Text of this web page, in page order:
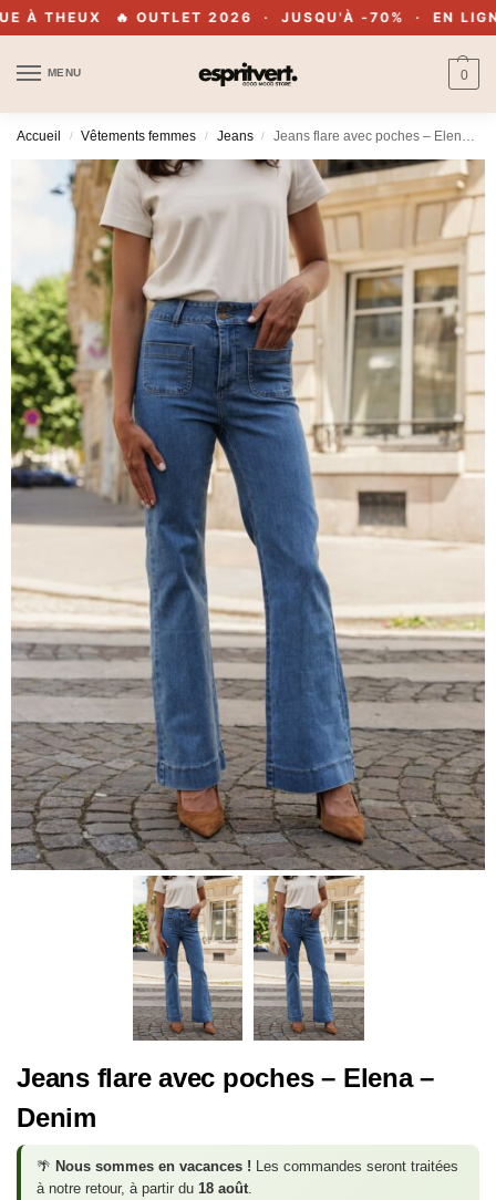
THEUX 🔥 OUTLET 2026 · JUSQU'À -70% · EN LIGNE &
MENU 0
Accueil / Vêtements femmes / Jeans / Jeans flare avec poches – Elena – Denim
Jeans flare avec poches – Elena –
Denim
🌴 Nous sommes en vacances ! Les commandes seront traitées
à notre retour, à partir du 18 août.